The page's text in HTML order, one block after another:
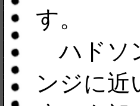
す。
ハドソ
ンジに近